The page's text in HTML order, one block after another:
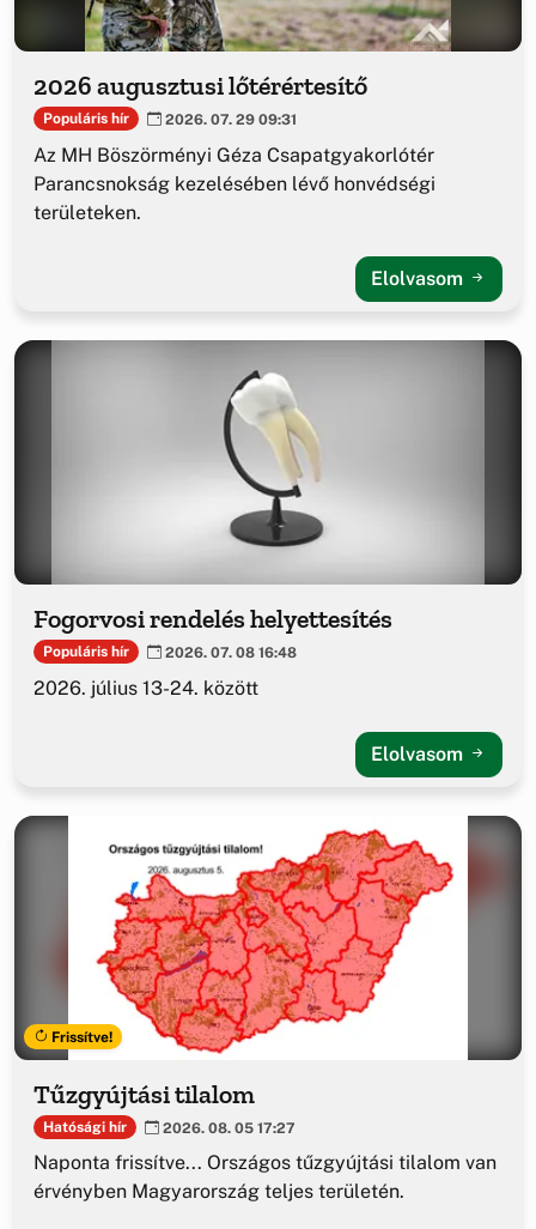
2026 augusztusi lőtérértesítő
Populáris hír 2026. 07. 29 09:31
Az MH Böszörményi Géza Csapatgyakorlótér
Parancsnokság kezelésében lévő honvédségi
területeken.
Elolvasom
Fogorvosi rendelés helyettesítés
Populáris hír 2026. 07. 08 16:48
2026. július 13-24. között
Elolvasom
Frissítve!
Tűzgyújtási tilalom
Hatósági hír 2026. 08. 05 17:27
Naponta frissítve... Országos tűzgyújtási tilalom van
érvényben Magyarország teljes területén.